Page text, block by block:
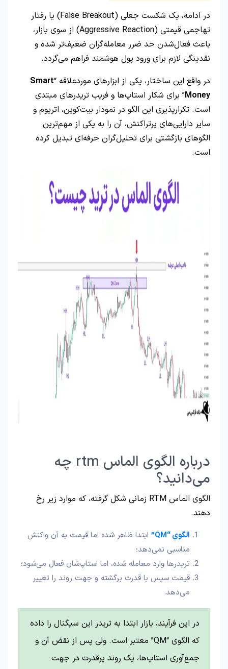
در ادامه، یک شکست جعلی (False Breakout) یا رفتار
تهاجمی قیمتی (Aggressive Reaction) از سوی بازار،
باعث فعال‌شدن حد ضرر معامله‌گران ضعیف‌تر شده و
نقدینگی لازم برای ورود پول هوشمند فراهم می‌گردد.
در واقع این ساختار، یکی از ابزارهای موردعلاقه “Smart
Money” برای شکار استاپ‌ها و فریب تریدرهای مبتدی
است. تکرارپذیری این الگو در نمودار بیت‌کوین، اتریوم و
سایر دارایی‌های پرتراکنش، آن را به یکی از مهم‌ترین
الگوهای بازگشتی برای تحلیل‌گران حرفه‌ای تبدیل کرده
است.
درباره الگوی الماس rtm چه
می‌دانید؟
الگوی الماس RTM زمانی شکل گرفته، که موارد زیر رخ
دهند.
الگوی “QM”
ابتدا ظاهر شده اما قیمت به آن واکنش
مناسبی نمی‌دهد؛
تریدرها وارد معامله شده، اما استاپ‌شان فعال می‌شود؛
قیمت سپس با قدرت برگشته و جهت روند را تغییر
می‌دهد.
در این فرآیند، بازار ابتدا به تریدر این سیگنال را داده
که الگوی “QM” معتبر است. ولی پس از نقض آن و
جمع‌آوری استاپ‌ها، یک روند پرقدرت در جهت